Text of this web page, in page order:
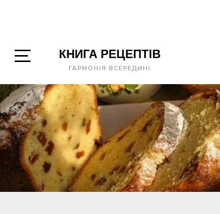
Sidebar
КНИГА РЕЦЕПТІВ
ГАРМОНІЯ ВСЕРЕДИНІ